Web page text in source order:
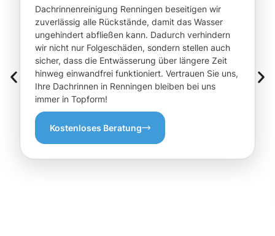
Dachrinnenreinigung Renningen beseitigen wir
zuverlässig alle Rückstände, damit das Wasser
ungehindert abfließen kann. Dadurch verhindern
wir nicht nur Folgeschäden, sondern stellen auch
sicher, dass die Entwässerung über längere Zeit
hinweg einwandfrei funktioniert. Vertrauen Sie uns,
Ihre Dachrinnen in Renningen bleiben bei uns
immer in Topform!
Kostenloses Beratung